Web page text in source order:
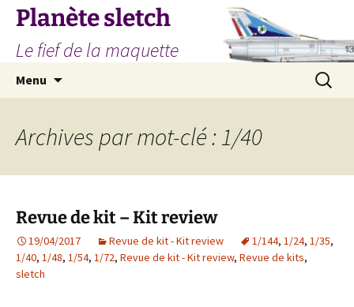
Aller
contenu
Planète sletch
Le fief de la maquette
Menu
Archives par mot-clé : 1/40
Revue de kit – Kit review
19/04/2017 Revue de kit - Kit review 1/144, 1/24, 1/35,
1/40, 1/48, 1/54, 1/72, Revue de kit - Kit review, Revue de kits,
sletch